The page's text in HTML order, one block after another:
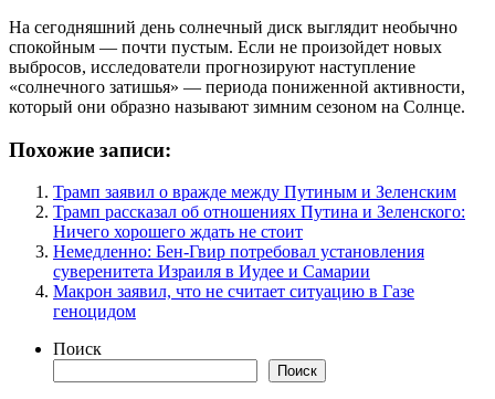
На сегодняшний день солнечный диск выглядит необычно
спокойным — почти пустым. Если не произойдет новых
выбросов, исследователи прогнозируют наступление
«солнечного затишья» — периода пониженной активности,
который они образно называют зимним сезоном на Солнце.
Похожие записи:
Трамп заявил о вражде между Путиным и Зеленским
Трамп рассказал об отношениях Путина и Зеленского:
Ничего хорошего ждать не стоит
Немедленно: Бен-Гвир потребовал установления
суверенитета Израиля в Иудее и Самарии
Макрон заявил, что не считает ситуацию в Газе
геноцидом
Поиск
Поиск